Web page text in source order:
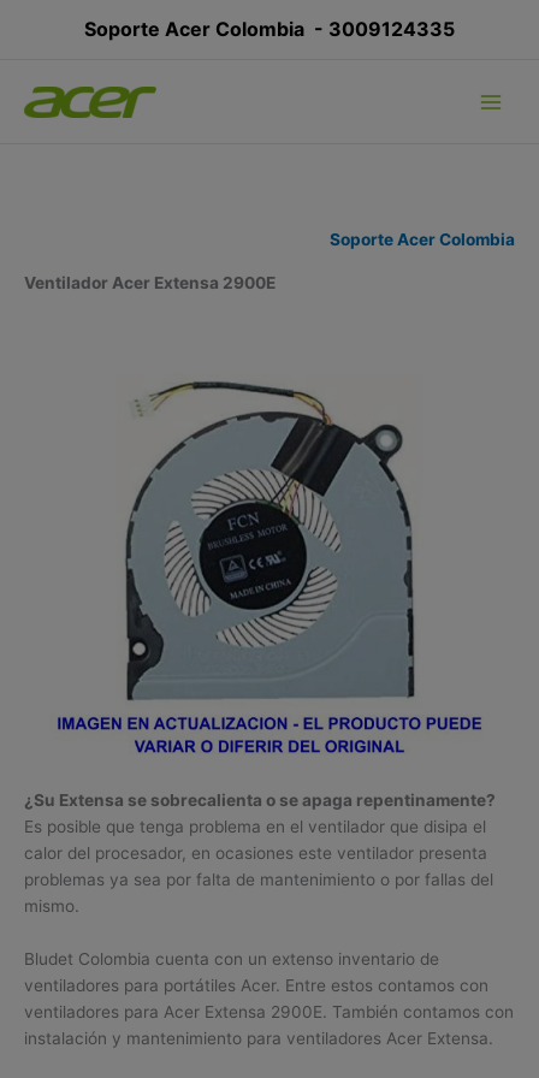
Soporte Acer Colombia - 3009124335
Soporte Acer Colombia
Ventilador Acer Extensa 2900E
¿Su Extensa se sobrecalienta o se apaga repentinamente?
Es posible que tenga problema en el ventilador que disipa el
calor del procesador, en ocasiones este ventilador presenta
problemas ya sea por falta de mantenimiento o por fallas del
mismo.
Bludet Colombia cuenta con un extenso inventario de
ventiladores para portátiles Acer. Entre estos contamos con
ventiladores para Acer Extensa 2900E. También contamos con
instalación y mantenimiento para ventiladores Acer Extensa.